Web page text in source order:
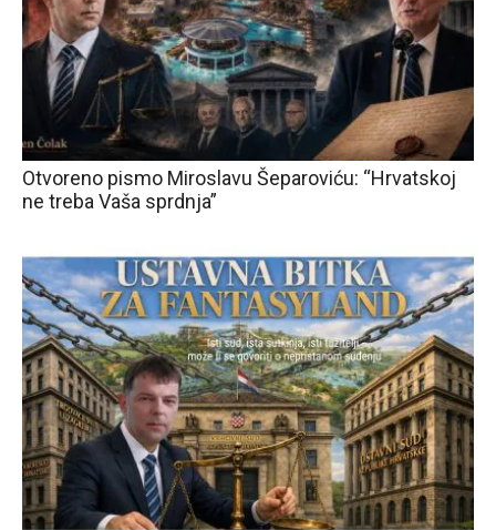
Otvoreno pismo Miroslavu Šeparoviću: “Hrvatskoj
ne treba Vaša sprdnja”